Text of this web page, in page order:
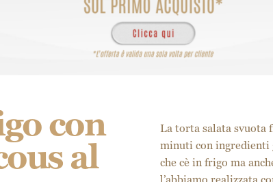
con
al
La torta salata svuota
minuti con ingredienti
che cè in frigo ma